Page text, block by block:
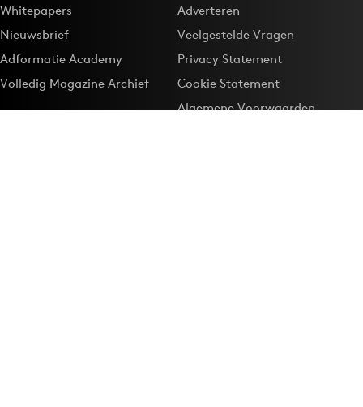
Whitepapers
Nieuwsbrief
Adformatie Academy
Volledig Magazine Archief
Adverteren
Veelgestelde Vragen
Privacy Statement
Cookie Statement
Algemene Voorwaarden